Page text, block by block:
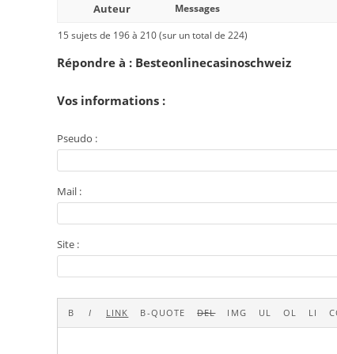
Auteur
Messages
15 sujets de 196 à 210 (sur un total de 224)
Répondre à : Besteonlinecasinoschweiz
Vos informations :
Pseudo :
Mail :
Site :